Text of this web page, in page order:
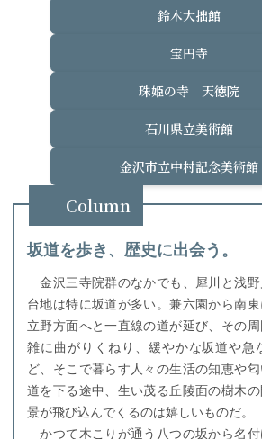
鈴木大拙館
宝円寺
珠姫の寺 天徳院
石川県立美術館
金沢市立中村記念美術館
Column
坂道を歩き、歴史に出会う。
金沢三寺院群のなかでも、犀川と浅
台地は特に坂道が多い。兼六園から南
立野方面へと一直線の道が延び、その
雑に曲がりくねり、緩やかな坂道や急
ど、そこで暮らす人々の生活の知恵や
道を下る途中、生い茂る丘陵面の樹木
景が飛び込んでくるのは嬉しいものだ。
かつて木こりが通う八つの坂から名付